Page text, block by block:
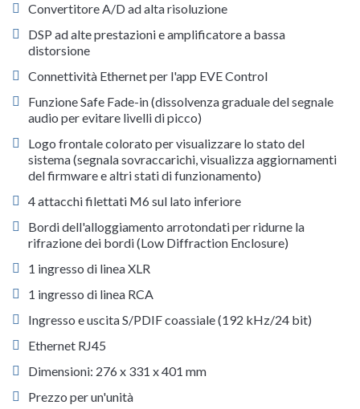
Convertitore A/D ad alta risoluzione
DSP ad alte prestazioni e amplificatore a bassa
distorsione
Connettività Ethernet per l'app EVE Control
Funzione Safe Fade-in (dissolvenza graduale del segnale
audio per evitare livelli di picco)
Logo frontale colorato per visualizzare lo stato del
sistema (segnala sovraccarichi, visualizza aggiornamenti
del firmware e altri stati di funzionamento)
4 attacchi filettati M6 sul lato inferiore
Bordi dell'alloggiamento arrotondati per ridurne la
rifrazione dei bordi (Low Diffraction Enclosure)
1 ingresso di linea XLR
1 ingresso di linea RCA
Ingresso e uscita S/PDIF coassiale (192 kHz/24 bit)
Ethernet RJ45
Dimensioni: 276 x 331 x 401 mm
Prezzo per un'unità